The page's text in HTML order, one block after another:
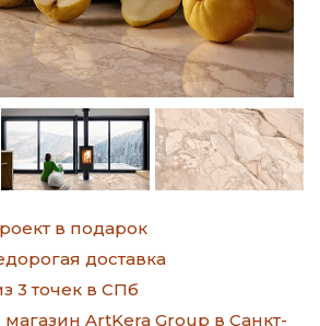
в подарок
доставка
3 точек в СПб
ArtKera Group в Санкт-